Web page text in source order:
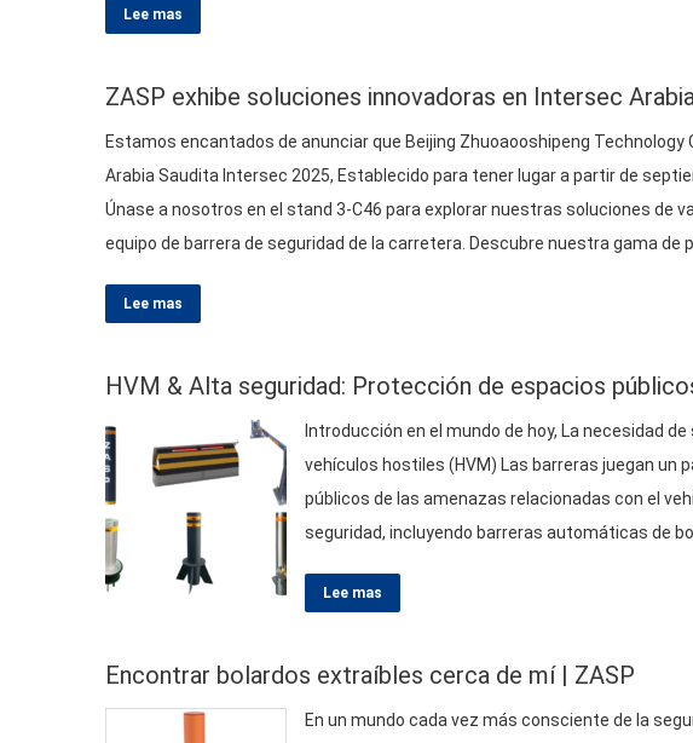
Lee mas
ZASP exhibe soluciones innovadoras en Intersec
Estamos encantados de anunciar que Beijing Zhuoaooshipeng Technology
Arabia Saudita Intersec 2025, Establecido para tener lugar a partir de
Únase a nosotros en el stand 3-C46 para explorar nuestras soluciones de
equipo de barrera de seguridad de la carretera. Descubre nuestra gama de
Lee mas
HVM & Alta seguridad: Protección de espacios
Introducción en el mundo de hoy, La necesidad
vehículos hostiles (HVM) Las barreras juegan un
públicos de las amenazas relacionadas con el
seguridad, incluyendo barreras automáticas de
en entornos de alta seguridad., la tecnología
Lee mas
Encontrar bolardos extraíbles cerca de mí | ZASP
En un mundo cada vez más consciente de la